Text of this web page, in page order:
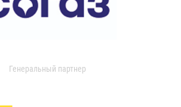
Генеральный партнер